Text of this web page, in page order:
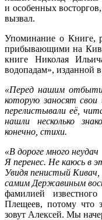
и особенных
вызвал.
Упоминание о Книге,
прибывающими на
книге Николая
водопадам», изданной в
«Перед нашим
которую заносят
перелистывали её,
нашли несколько
конечно, стихи.
«В дороге много неудач
Я перенес. Не каюсь в
Увидя пенистый Кивач,
самим Державиным
фамилией
Плещеев, потому что
зовут Алексей. Мы